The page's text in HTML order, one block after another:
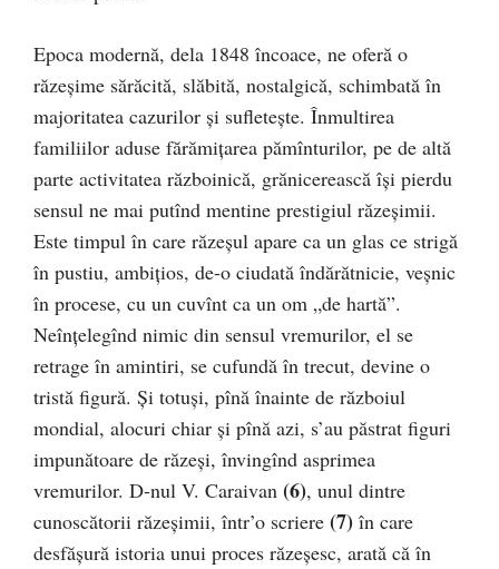
Epoca modernă, dela 1848 încoace, ne oferă o
răzeşime sărăcită, slăbită, nostalgică, schimbată în
majoritatea cazurilor şi sufleteşte. Înmultirea
familiilor aduse fărămițarea pămînturilor, pe de altă
parte activitatea războinică, grănicerească îşi pierdu
sensul ne mai putînd mentine prestigiul răzeșimii.
Este timpul în care răzeşul apare ca un glas ce strigă
în pustiu, ambiţios, de-o ciudată îndărătnicie, veșnic
în procese, cu un cuvînt ca un om „de hartă”.
Neînţelegînd nimic din sensul vremurilor, el se
retrage în amintiri, se cufundă în trecut, devine o
tristă figură. Şi totuşi, pînă înainte de războiul
mondial, alocuri chiar şi pînă azi, s’au păstrat figuri
impunătoare de răzeşi, învingînd asprimea
vremurilor. D-nul V. Caraivan (6), unul dintre
cunoscătorii răzeşimii, într’o scriere (7) în care
desfăşură istoria unui proces răzeşesc, arată că în